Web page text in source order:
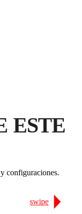
ESTE
configuraciones.
swipe